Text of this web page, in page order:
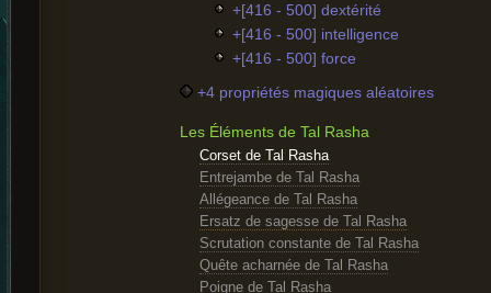
+[416 - 500] dextérité
+[416 - 500] intelligence
+[416 - 500] force
+4 propriétés magiques aléatoires
Les Éléments de Tal Rasha
Corset de Tal Rasha
Entrejambe de Tal Rasha
Allégeance de Tal Rasha
Ersatz de sagesse de Tal Rasha
Scrutation constante de Tal Rasha
Quête acharnée de Tal Rasha
Poigne de Tal Rasha